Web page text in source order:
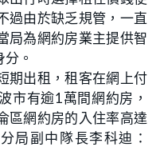
過由於缺乏規管，一直
局為網約房業主提供智
。
期出租，租客在網上付
市有逾1萬間網約房，
區網約房的入住率高達
局副中隊長李科迪：